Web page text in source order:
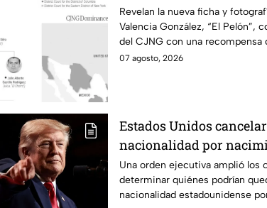
Revelan la nueva ficha y
Valencia González, “El Pelón”,
del CJNG con una recompensa
dólares.
07 agosto, 2026
Estados Unidos
nacionalidad por
del CJNG
Una orden ejecutiva amplió los
determinar quiénes podrían
nacionalidad estadounidense